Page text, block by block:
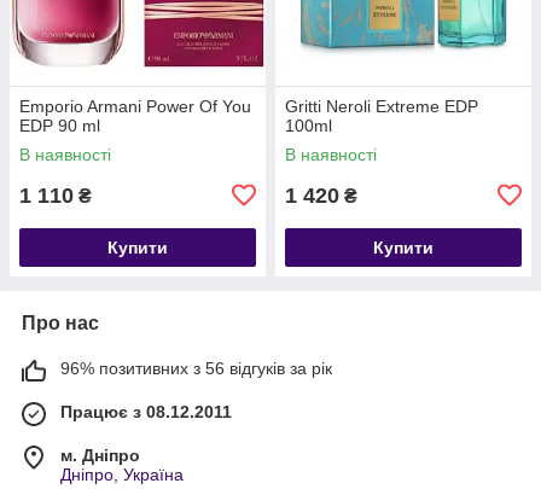
Emporio Armani Power Of You
EDP 90 ml
В наявності
1 110 ₴
Купити
Gritti Neroli Extreme EDP
100ml
В наявності
1 420 ₴
Купити
Про нас
96% позитивних з 56 відгуків за рік
Працює з 08.12.2011
м. Дніпро
Дніпро, Україна